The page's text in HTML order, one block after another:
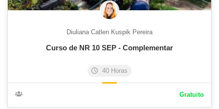
Diuliana Catlen Kuspik Pereira
Curso de NR 10 SEP - Complementar
40 Horas
Gratuito